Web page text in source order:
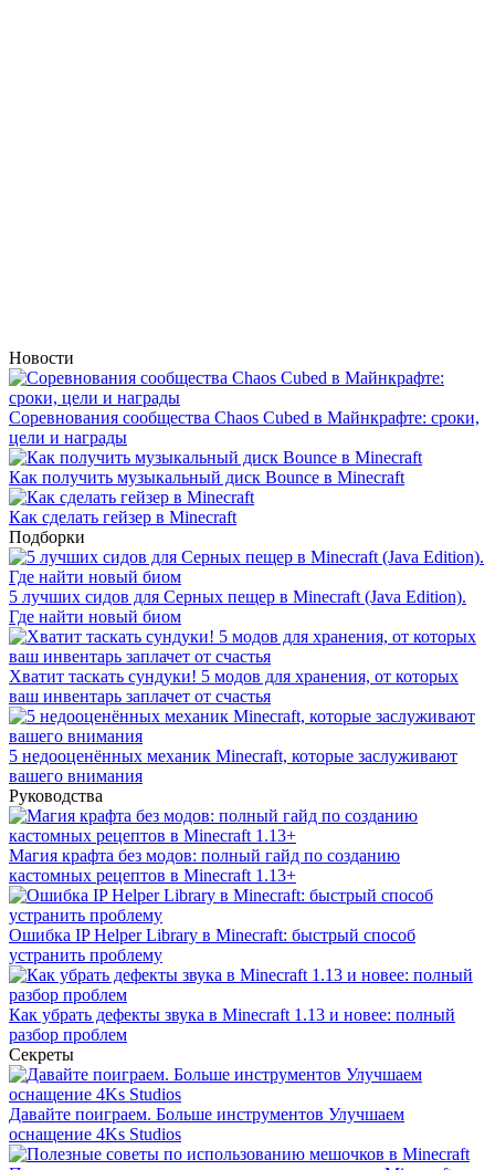
Новости
Соревнования сообщества Chaos Cubed в Майнкрафте: сроки,
цели и награды
Как получить музыкальный диск Bounce в Minecraft
Как сделать гейзер в Minecraft
Подборки
5 лучших сидов для Серных пещер в Minecraft (Java Edition).
Где найти новый биом
Хватит таскать сундуки! 5 модов для хранения, от которых
ваш инвентарь заплачет от счастья
5 недооценённых механик Minecraft, которые заслуживают
вашего внимания
Руководства
Магия крафта без модов: полный гайд по созданию
кастомных рецептов в Minecraft 1.13+
Ошибка IP Helper Library в Minecraft: быстрый способ
устранить проблему
Как убрать дефекты звука в Minecraft 1.13 и новее: полный
разбор проблем
Секреты
Давайте поиграем. Больше инструментов Улучшаем
оснащение 4Ks Studios